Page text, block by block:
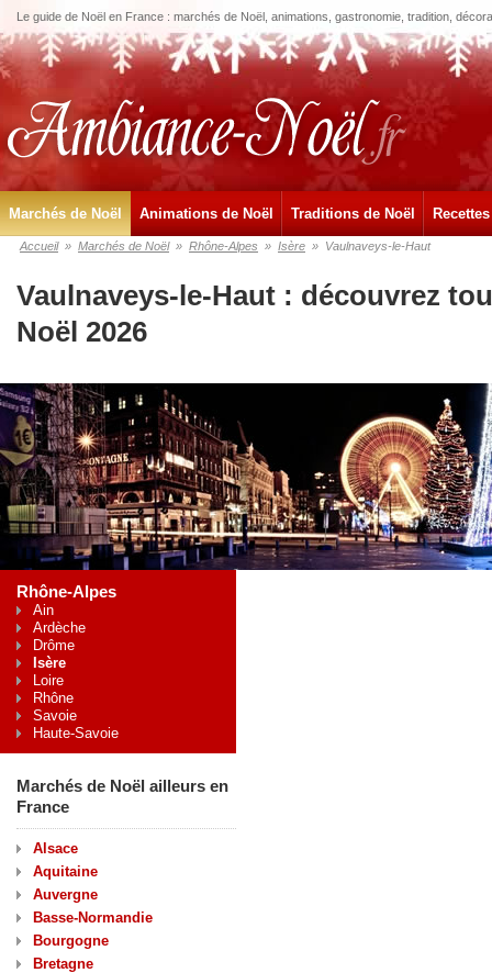
Le guide de Noël en France : marchés de Noël, animations, gastronomie, tradition,
Marchés de Noël Animations de Noël Traditions de Noël
Accueil » Marchés de Noël » Rhône-Alpes » Isère » Vaulnaveys-le-Haut
Vaulnaveys-le-Haut : découvrez
Noël 2026
Rhône-Alpes
Ain
Ardèche
Drôme
Isère
Loire
Rhône
Savoie
Haute-Savoie
Marchés de Noël ailleurs en
France
Alsace
Aquitaine
Auvergne
Basse-Normandie
Bourgogne
Bretagne